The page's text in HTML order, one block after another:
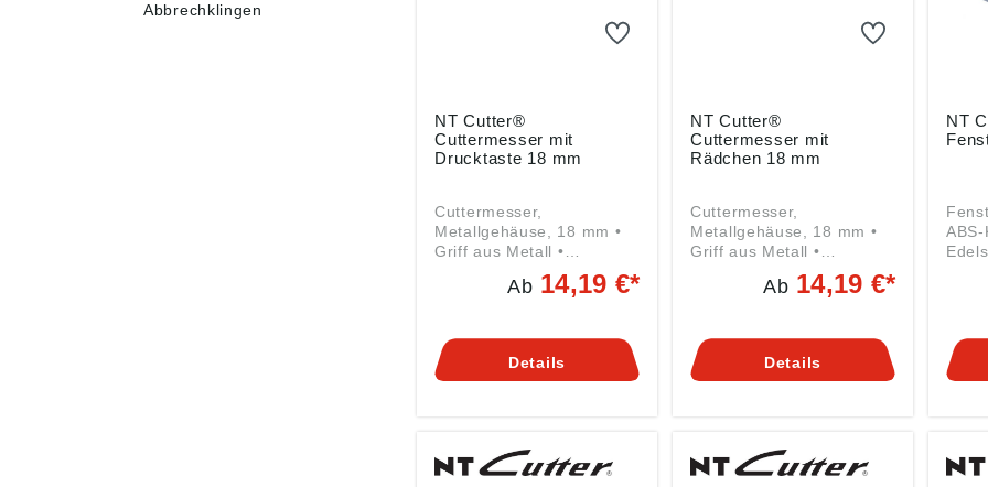
Abbrechklingen
NT Cutter®
Cuttermesser mit
Drucktaste 18 mm
Cuttermesser,
Metallgehäuse, 18 mm •
Griff aus Metall •
Klingenführung aus Metall
• Fixierung der Klinge
Lieferung: Mit 1
Abbrechklinge.
Ab 14,19 €*
Details
NT Cutter®
Cuttermesser mit
Rädchen 18 mm
Cuttermesser,
Metallgehäuse, 18 mm •
Griff aus Metall •
Klingenführung aus Metall
• Fixierung der Klinge
Abbrechklinge.
Ab 14,19 €*
Details
NT